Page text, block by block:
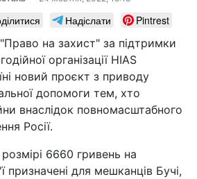
Надіслати
Pintrest
на захист" за підтримки
організації HIAS
новий проєкт з приводу
допомоги тем, хто
внаслідок повномасштабного
Росії.
6660 гривень на
призначені для мешканців Бучі,